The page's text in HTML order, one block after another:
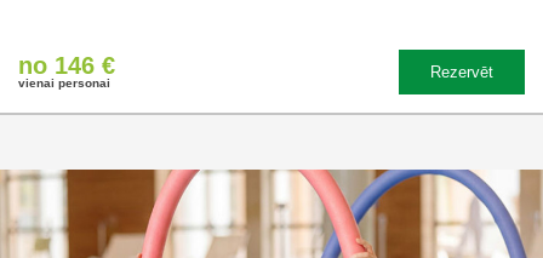
no 146 €
vienai personai
Rezervēt